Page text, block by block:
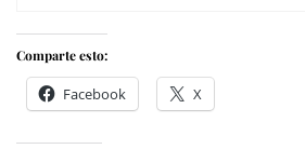
Comparte esto:
Facebook X